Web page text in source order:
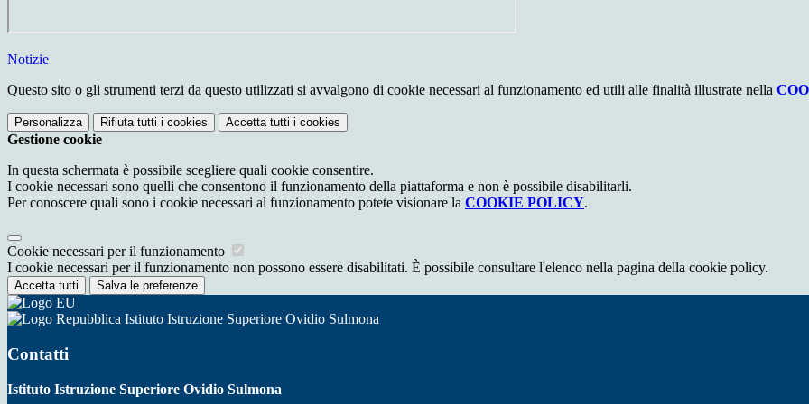
Notizie
Questo sito o gli strumenti terzi da questo utilizzati si avvalgono di cookie necessari al funzionamento ed utili alle finalità illustrate nella
Personalizza Rifiuta tutti i cookies Accetta tutti i cookies
Gestione cookie
In questa schermata è possibile scegliere quali cookie consentire.
I cookie necessari sono quelli che consentono il funzionamento della piattaforma e non è possibile disabilitarli.
Per conoscere quali sono i cookie necessari al funzionamento potete visionare la COOKIE POLICY.
Cookie necessari per il funzionamento
I cookie necessari per il funzionamento non possono essere disabilitati. È possibile consultare l'elenco nella pagina della cookie policy.
Accetta tutti Salva le preferenze
Istituto Istruzione Superiore Ovidio Sulmona
Contatti
Istituto Istruzione Superiore Ovidio Sulmona